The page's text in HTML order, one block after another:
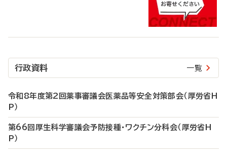
行政資料 一覧
令和8年度第2回薬事審議会医薬品等安全対策部会（厚労省H
P）
第66回厚生科学審議会予防接種・ワクチン分科会（厚労省H
P）